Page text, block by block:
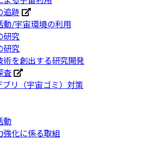
追跡
動/宇宙環境の利用
研究
研究
術を創出する研究開発
査
ブリ（宇宙ゴミ）対策
動
強化に係る取組